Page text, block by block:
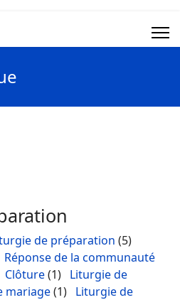
de préparation (5)
Réponse de la communauté
Clôture(1) Liturgie de
mariage(1) Liturgie de